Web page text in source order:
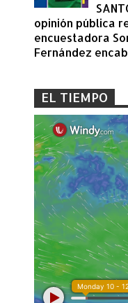
opinión pública
encuestadora
Fernández
EL TIEMPO